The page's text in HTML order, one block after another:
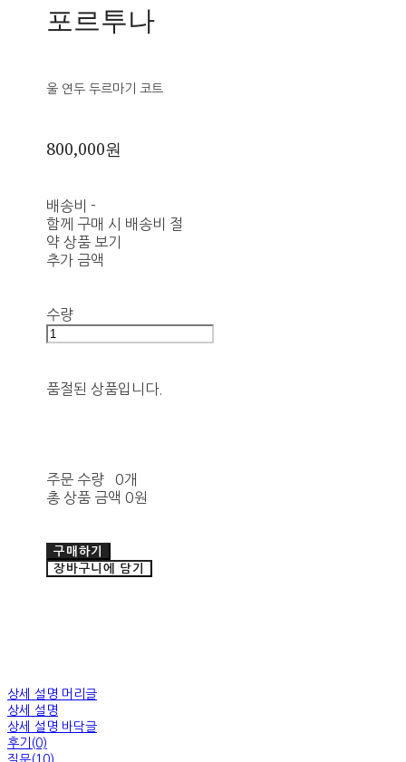
포르투나
울 연두 두르마기 코트
800,000원
배송비 -
함께 구매 시 배송비 절
약 상품 보기
추가 금액
수량
품절된 상품입니다.
주문 수량
0개
총 상품 금액 0원
구매하기
장바구니에 담기
상세 설명 머리글
상세 설명
상세 설명 바닥글
후기(0)
질문(10)